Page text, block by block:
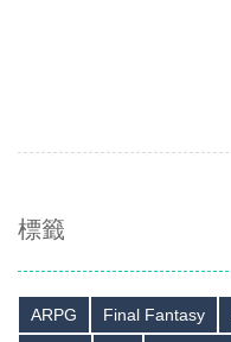
標籤
ARPG Final Fantasy